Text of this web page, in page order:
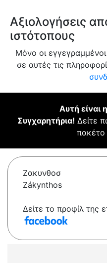
Αξιολογήσεις
ιστότοπους
Μόνο οι
σε αυτές τις
Αυτή είναι
Συγχαρητήρια! Δείτε
πακέτο
Ζακυνθοσ
Zákynthos
Δείτε το προφίλ της